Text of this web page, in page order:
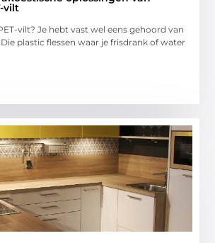
vilt
vilt? Je hebt vast wel eens gehoord van
plastic flessen waar je frisdrank of water